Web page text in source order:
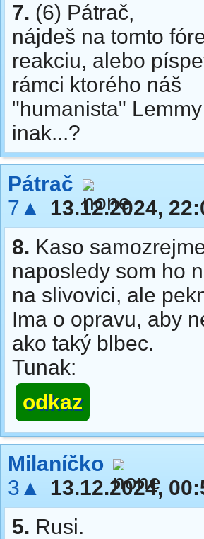
7. (6) Pátrač,
nájdeš na tomto
reakciu, alebo
rámci ktorého náš
"humanista"
inak...?
Pátrač
7▲
13.12.2024,
8. Kaso
naposledy som ho
na slivovici, ale
Ima o opravu, aby
ako taký blbec.
Tunak:
odkaz
Milaníčko
3▲
13.12.2024,
5. Rusi.